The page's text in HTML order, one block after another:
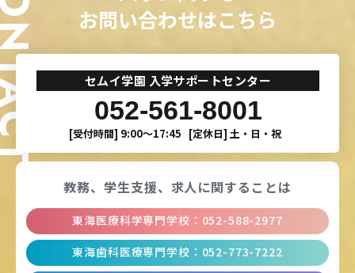
お問い合わせはこちら
セムイ学園 入学サポートセンター
052-561-8001
[受付時間] 9:00〜17:45 [定休日] 土・日・祝
教務、学生支援、 求人に関することは
東海医療科学専門学校 ： 052-588-2977
東海歯科医療専門学校 ： 052-773-7222